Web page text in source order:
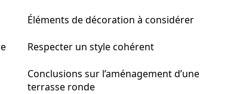
Éléments de décoration à considérer
Respecter un style cohérent
Conclusions sur l’aménagement d’une
terrasse ronde